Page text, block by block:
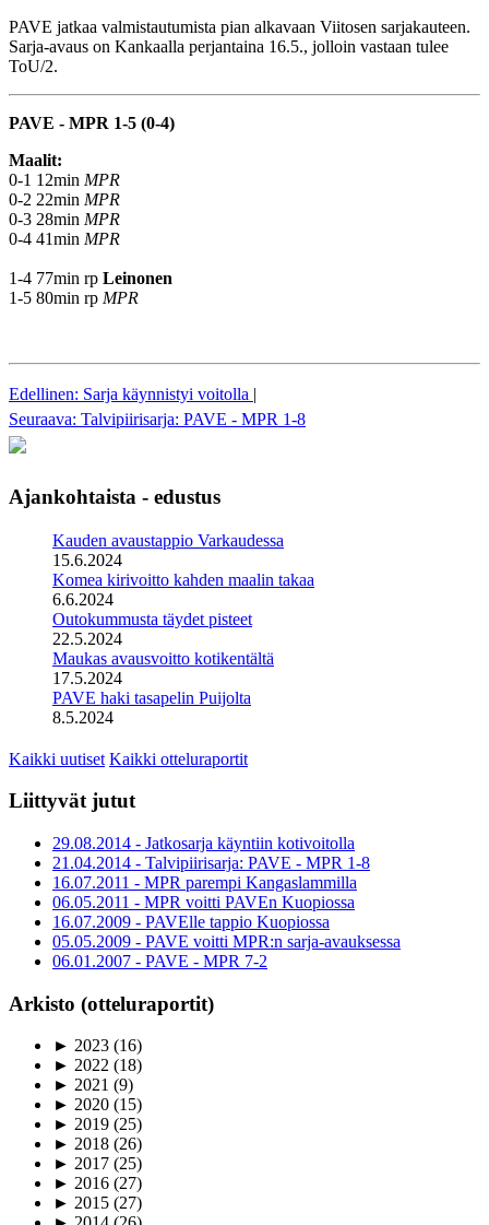
PAVE jatkaa valmistautumista pian alkavaan Viitosen sarjakauteen.
Sarja-avaus on Kankaalla perjantaina 16.5., jolloin vastaan tulee
ToU/2.
PAVE - MPR 1-5 (0-4)
Maalit:
0-1 12min MPR
0-2 22min MPR
0-3 28min MPR
0-4 41min MPR
1-4 77min rp Leinonen
1-5 80min rp MPR
Edellinen: Sarja käynnistyi voitolla |
Seuraava: Talvipiirisarja: PAVE - MPR 1-8
Ajankohtaista - edustus
Kauden avaustappio Varkaudessa
15.6.2024
Komea kirivoitto kahden maalin takaa
6.6.2024
Outokummusta täydet pisteet
22.5.2024
Maukas avausvoitto kotikentältä
17.5.2024
PAVE haki tasapelin Puijolta
8.5.2024
Kaikki uutiset Kaikki otteluraportit
Liittyvät jutut
29.08.2014 - Jatkosarja käyntiin kotivoitolla
21.04.2014 - Talvipiirisarja: PAVE - MPR 1-8
16.07.2011 - MPR parempi Kangaslammilla
06.05.2011 - MPR voitti PAVEn Kuopiossa
16.07.2009 - PAVElle tappio Kuopiossa
05.05.2009 - PAVE voitti MPR:n sarja-avauksessa
06.01.2007 - PAVE - MPR 7-2
Arkisto (otteluraportit)
► 2023 (16)
► 2022 (18)
► 2021 (9)
► 2020 (15)
► 2019 (25)
► 2018 (26)
► 2017 (25)
► 2016 (27)
► 2015 (27)